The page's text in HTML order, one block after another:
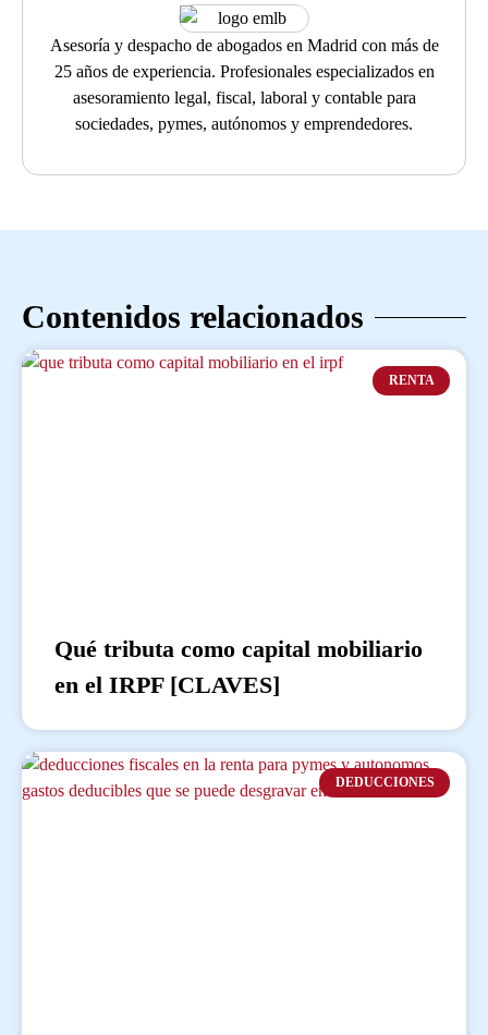
Asesoría y despacho de abogados en Madrid con más de
25 años de experiencia. Profesionales especializados en
asesoramiento legal, fiscal, laboral y contable para
sociedades, pymes, autónomos y emprendedores.
Contenidos relacionados
RENTA
Qué tributa como capital mobiliario
en el IRPF [CLAVES]
DEDUCCIONES